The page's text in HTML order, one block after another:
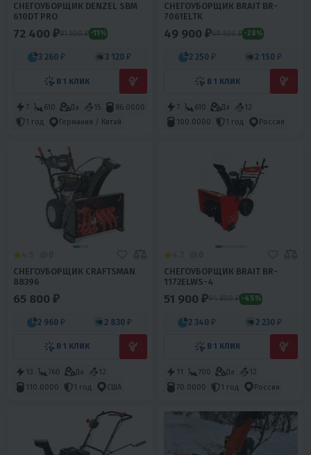
СНЕГОУБОРЩИК DENZEL SBM
610DT PRO
72 400 ₽81 500 ₽ -11%
3 260 ₽ 3 120 ₽
В 1 КЛИК
7 610 Да 15
86.0000
1 год
Германия / Китай
СНЕГОУБОРЩИК BRAIT BR-
7061ELTK
49 900 ₽69 500 ₽ -28%
2 250 ₽ 2 150 ₽
В 1 КЛИК
7 610 Да
12
100.0000
1 год Россия
СНЕГОУБОРЩИК CRAFTSMAN
88396
65 800 ₽
2 960 ₽ 2 830 ₽
В 1 КЛИК
13 760 Да
12
110.0000
1 год США
СНЕГОУБОРЩИК BRAIT BR-
1172ELWS-4
51 900 ₽94 800 ₽ -45%
2 340 ₽ 2 230 ₽
В 1 КЛИК
11 700 Да
12
70.0000
1 год Россия